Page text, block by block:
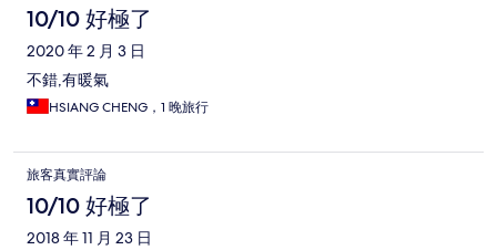
論
10/10 好極了
2020 年 2 月 3 日
不錯,有暖氣
HSIANG CHENG，1 晚旅行
旅客真實評論
10/10 好極了
2018 年 11 月 23 日